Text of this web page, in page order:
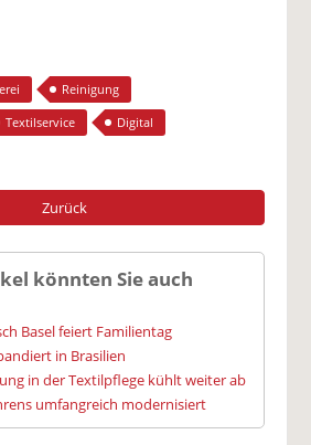
Reinigung
Textilservice Digital
Zurück
könnten Sie auch
Basel feiert Familientag
in Brasilien
in der Textilpflege kühlt weiter ab
umfangreich modernisiert